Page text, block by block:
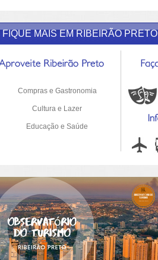
FIQUE MAIS EM RIBEIRÃO PRETO
Compras e Gastronomia
Cultura e Lazer
Educação e Saúde